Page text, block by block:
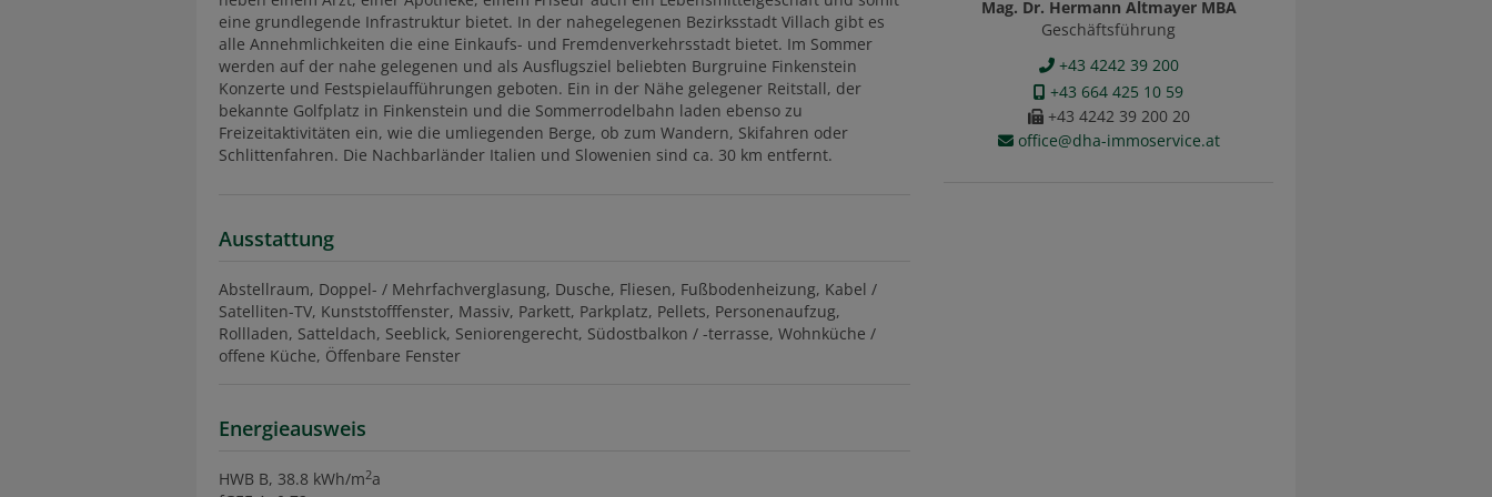
eine grundlegende Infrastruktur bietet. In der nahegelegenen Bezirksstadt Villach gibt es
alle Annehmlichkeiten die eine Einkaufs- und Fremdenverkehrsstadt bietet. Im Sommer
werden auf der nahe gelegenen und als Ausflugsziel beliebten Burgruine Finkenstein
Konzerte und Festspielaufführungen geboten. Ein in der Nähe gelegener Reitstall, der
bekannte Golfplatz in Finkenstein und die Sommerrodelbahn laden ebenso zu
Freizeitaktivitäten ein, wie die umliegenden Berge, ob zum Wandern, Skifahren oder
Schlittenfahren. Die Nachbarländer Italien und Slowenien sind ca. 30 km entfernt.
Ausstattung
Abstellraum Doppel- / Mehrfachverglasung Dusche Fliesen Fußbodenheizung Kabel /
Satelliten-TV Kunststofffenster Massiv Parkett Parkplatz Pellets Personenaufzug
Rollladen Satteldach Seeblick Seniorengerecht Südostbalkon / -terrasse Wohnküche /
offene Küche Öffenbare Fenster
Energieausweis
HWB B, 38.8 kWh/m2a
Mag. Dr. Hermann Altmayer MBA
Geschäftsführung
+43 4242 39 200
+43 664 425 10 59
+43 4242 39 200 20
office@dha-immoservice.at